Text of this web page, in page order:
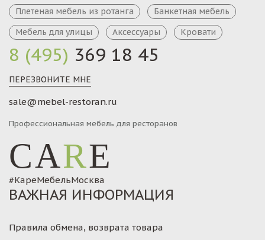
8 (495) 369 18 45
ПЕРЕЗВОНИТЕ МНЕ
sale@mebel-restoran.ru
Профессиональная мебель для ресторанов
CARE
#КареМебельМосква
Плетеная мебель из ротанга
Банкетная мебель
Мебель для улицы
Аксессуары Кровати
ВАЖНАЯ ИНФОРМАЦИЯ
Правила обмена, возврата товара